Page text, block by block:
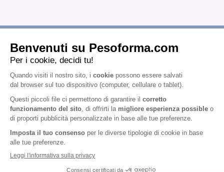
Iscriviti alla newsletter
informativa privacy
, acconsento all'iscrizione alla newsletter
periodica di Nutrition et Santé